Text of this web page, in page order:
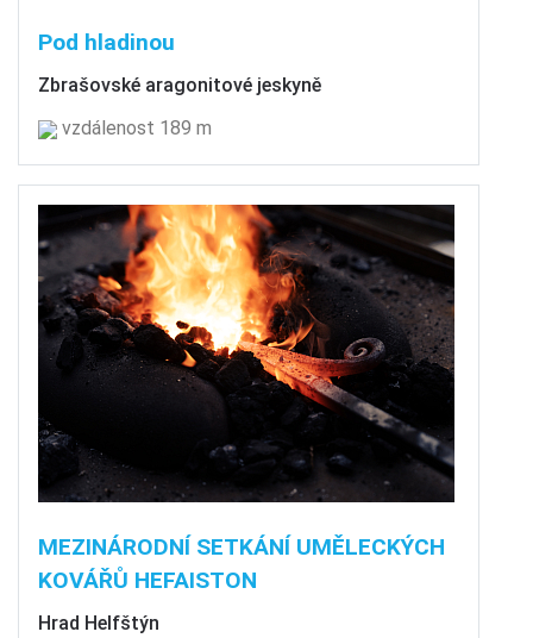
Pod hladinou
Zbrašovské aragonitové jeskyně
vzdálenost 189 m
MEZINÁRODNÍ SETKÁNÍ UMĚLECKÝCH
KOVÁŘŮ HEFAISTON
Hrad Helfštýn